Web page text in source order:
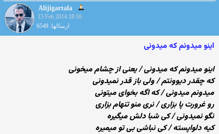
Alijigartala
15 Feb 2014 18:10
ارسالها: 6548
اینو میدونم که میدونی
اینو میدونم که میدونی / یعنی از چشام میخونی
که چقدر دیوونتم / ولی باز قدر نمیدونی
میدونم میدونی / که اگه بخوای میتونی
رو غرورت پا بزاری / نری منو تنهام بزاری
نگو نمیدونی / کی شبا دلش میگیره
کیه دلواپسته / کی نباشی بی تو میمیره